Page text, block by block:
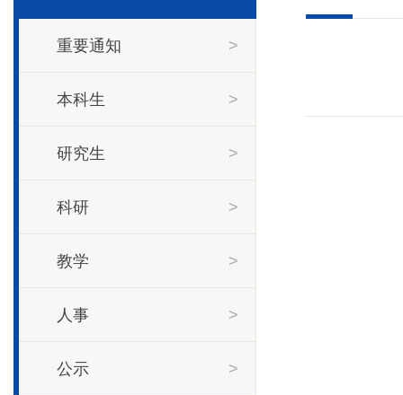
重要通知 >
本科生 >
研究生 >
科研 >
教学 >
人事 >
公示 >